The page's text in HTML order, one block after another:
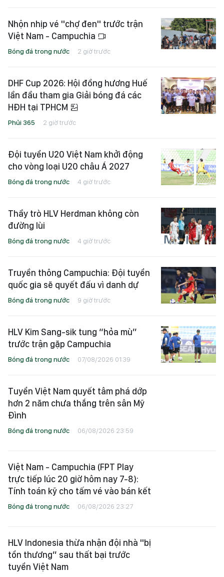
Nhộn nhịp vé "chợ đen" trước trận
Việt Nam - Campuchia
Bóng đá trong nước 2 giờ trước
DHF Cup 2026: Hội đồng hương Huế
lần đầu tham gia Giải bóng đá các
HĐH tại TPHCM
Phủi 365 2 giờ trước
Đội tuyển U20 Việt Nam khởi động
cho vòng loại U20 châu Á 2027
Bóng đá trong nước 4 giờ trước
Thầy trò HLV Herdman không còn
đường lùi
Bóng đá trong nước 4 giờ trước
Truyền thông Campuchia: Đội tuyển
quốc gia sẽ quyết đấu vì danh dự
Bóng đá trong nước 9 giờ trước
HLV Kim Sang-sik tung “hỏa mù”
trước trận gặp Campuchia
Bóng đá trong nước 07/08/2026 01:39
Tuyển Việt Nam quyết tâm phá dớp
hơn 2 năm chưa thắng trên sân Mỹ
Đình
Bóng đá trong nước 06/08/2026 23:59
Việt Nam - Campuchia (FPT Play
trực tiếp lúc 20 giờ hôm nay 7-8):
Tính toán kỹ cho tấm vé vào bán kết
Bóng đá trong nước 06/08/2026 23:27
HLV Indonesia thừa nhận đội nhà "bị
tổn thương” sau thất bại trước
tuyển Việt Nam